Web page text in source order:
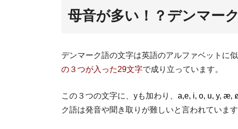
母音が多い！？デンマー
デンマーク語の文字は英語のアルファベットに似
の３つが入った29文字で成り立っています。
この３つの文字に、yも加わり、 a,e, i, o, u, y, æ,
ク語は発音や聞き取りが難しいと言われています